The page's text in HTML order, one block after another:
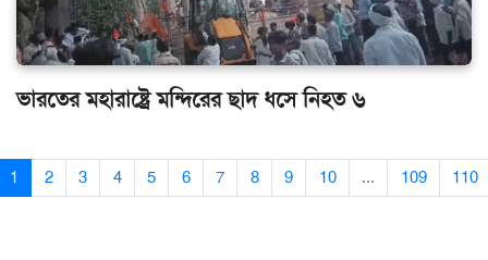
ভারতের মহারাষ্ট্রে মন্দিরের ছাদ ধসে নিহত ৬
1 2 3 4 5 6 7 8 9 10 ... 109 110